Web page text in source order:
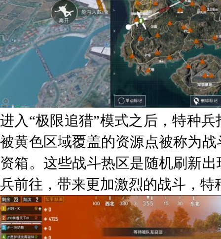
进入“极限追猎”模式之后，特种
被黄色区域覆盖的资源点被称为
资箱。这些战斗热区是随机刷新
兵前往，带来更加激烈的战斗，